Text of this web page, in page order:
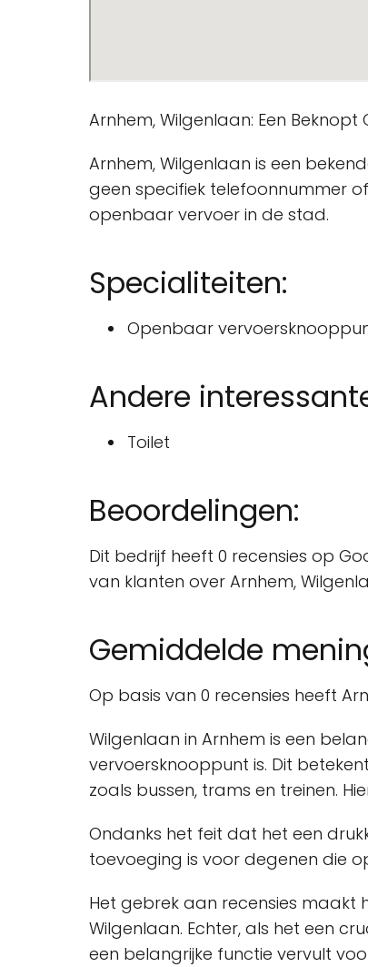
Arnhem, Wilgenlaan: Een Beknopt
Arnhem, Wilgenlaan is een
geen specifiek telefoonnummer
openbaar vervoer in de stad.
Specialiteiten:
Openbaar
Andere
Toilet
Beoordelingen:
Dit bedrijf heeft 0 recensies op
van klanten over Arnhem,
Gemiddelde
Op basis van 0 recensies heeft
Wilgenlaan in Arnhem is een
vervoersknooppunt is. Dit
zoals bussen, trams en treinen.
Ondanks het feit dat het een
toevoeging is voor degenen die
Het gebrek aan recensies maakt
Wilgenlaan. Echter, als het een
een belangrijke functie vervult